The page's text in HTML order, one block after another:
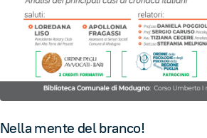
Nella mente del branco!